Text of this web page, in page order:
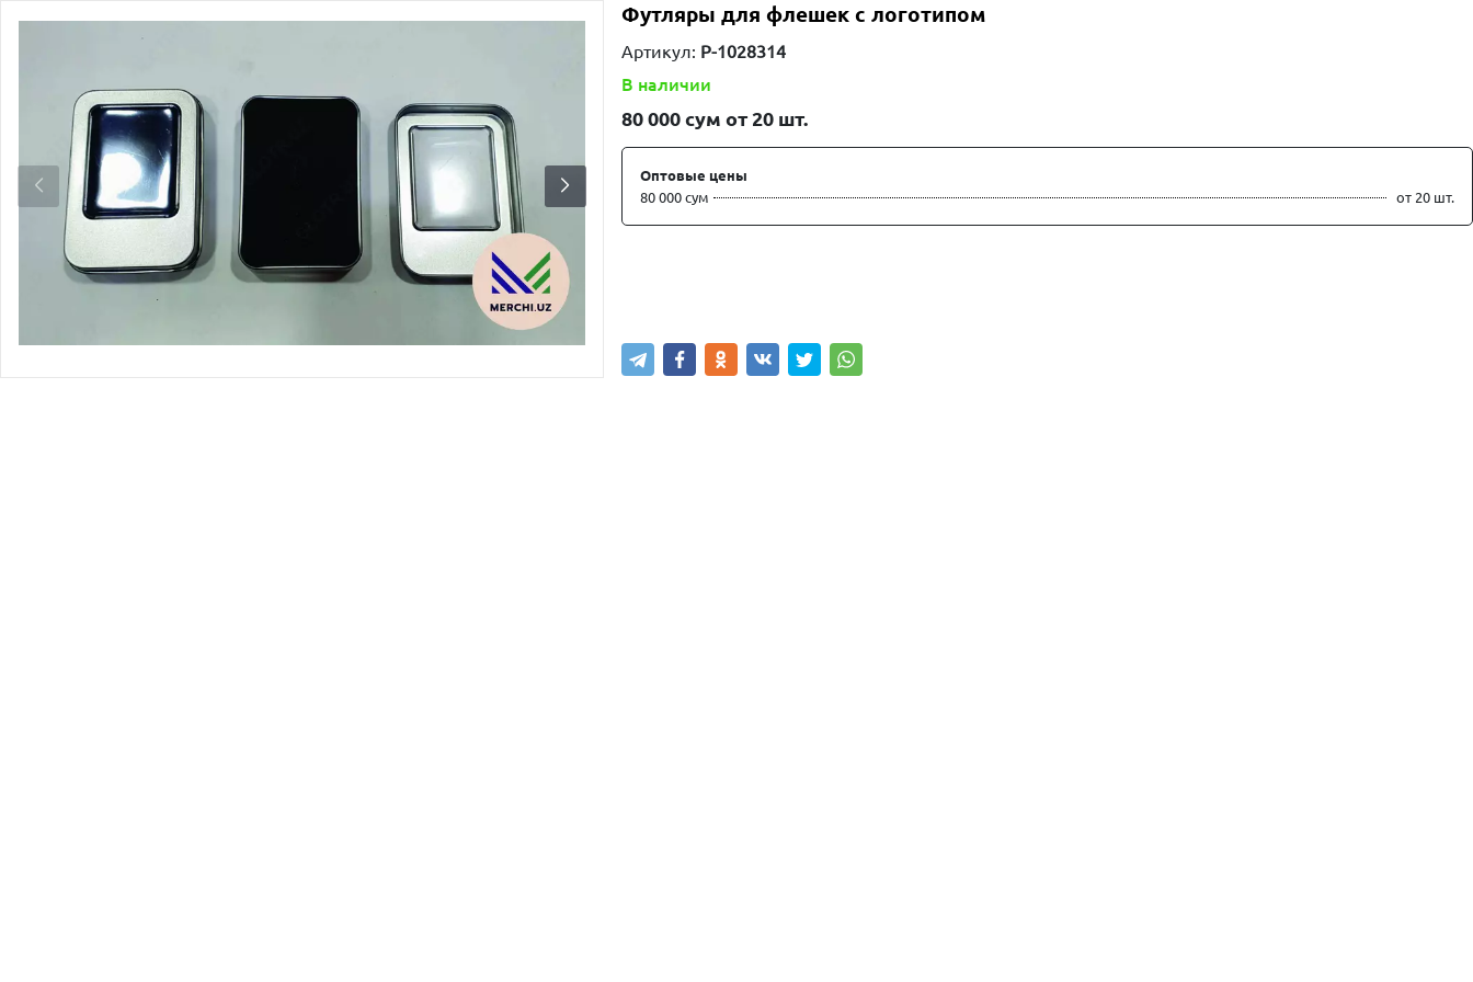
Футляры для флешек с логотипом
Артикул: P-1028314
В наличии
80 000 сум от 20 шт.
Оптовые цены
80 000 сум
от 20 шт.